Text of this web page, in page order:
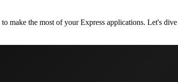
make the most of your Express applications. Let's